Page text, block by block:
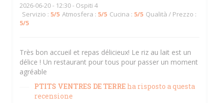
2026-06-20- 12:30 - Ospiti 4
Servizio : 5/5 Atmosfera : 5/5 Cucina : 5/5 Qualità / Prezzo :
5/5
Très bon accueil et repas délicieux! Le riz au lait est un
délice ! Un restaurant pour tous pour passer un moment
agréable
PTITS VENTRES DE TERRE ha risposto a questa
recensione